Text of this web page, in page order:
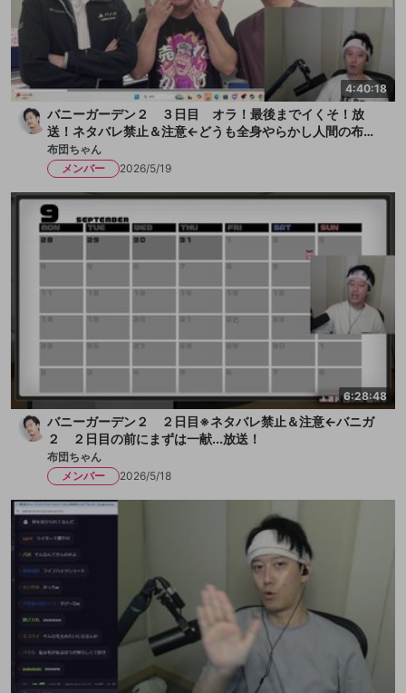
4:40:18
バニーガーデン２ ３日目 オラ！最後までイくそ！放
送！ネタバレ禁止＆注意←どうも全身やらかし人間の布団
ちゃんです！今日も女の子とチチクリ満載！まずは一献い
きます、か！放送
布団ちゃん
メンバー
2026/5/19
6:28:48
バニーガーデン２ ２日目※ネタバレ禁止＆注意←バニガ
２ ２日目の前にまずは一献...放送！
布団ちゃん
メンバー
2026/5/18